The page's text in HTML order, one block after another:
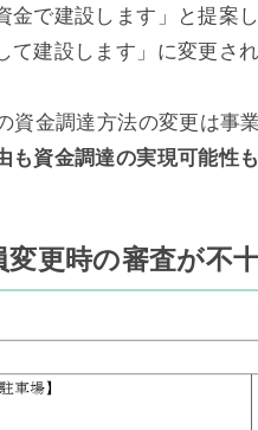
金で建設します」と提案
て建設します」に変更され
資金調達方法の変更は事
も資金調達の実現可能性
変更時の審査が不